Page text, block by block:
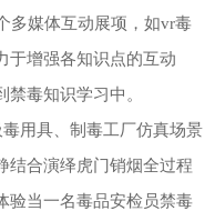
多媒体互动展项，如vr毒
于增强各知识点的互动
毒知识学习中。
用具、制毒工厂仿真场景
结合演绎虎门销烟全过程
验当一名毒品安检员禁毒